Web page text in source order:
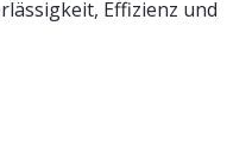
Effizienz und